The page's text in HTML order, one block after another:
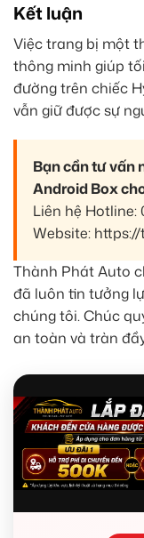
Kết luận
Việc trang bị một
thông minh giúp
đường trên chiếc
vẫn giữ được sự
Bạn cần tư vấn
Android Box
Liên hệ Hotline:
Website:
Thành Phát Auto
đã luôn tin tưởng
chúng tôi. Chúc
an toàn và tràn